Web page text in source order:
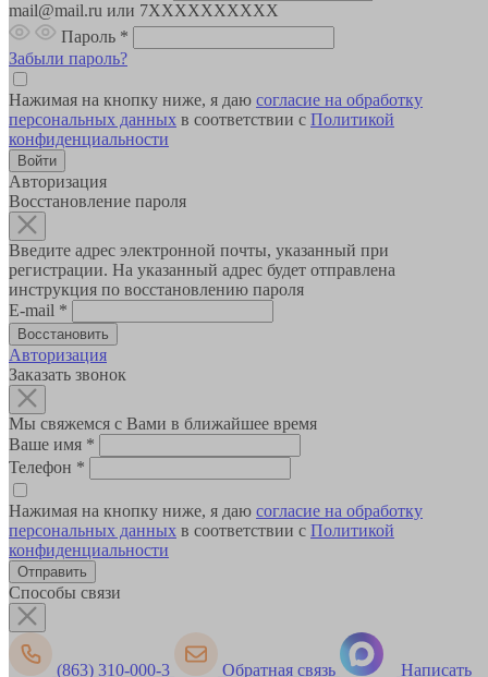
mail@mail.ru или 7XXXXXXXXXX
Пароль *
Забыли пароль?
Нажимая на кнопку ниже, я даю согласие на обработку
персональных данных в соответствии с Политикой
конфиденциальности
Авторизация
Восстановление пароля
Введите адрес электронной почты, указанный при
регистрации. На указанный адрес будет отправлена
инструкция по восстановлению пароля
E-mail *
Авторизация
Заказать звонок
Мы свяжемся с Вами в ближайшее время
Ваше имя *
Телефон *
Нажимая на кнопку ниже, я даю согласие на обработку
персональных данных в соответствии с Политикой
конфиденциальности
Способы связи
(863) 310-000-3 Обратная связь Написать